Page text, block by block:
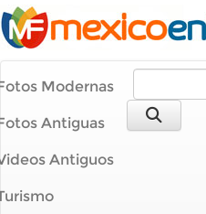
Modernas
Antiguas
Antiguos